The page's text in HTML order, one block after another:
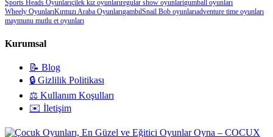
Sports Heads Oyunlarıçilek kız oyunlarıregular show oyunlarigumball oyunları
Wheely OyunlarıKırmızı Araba OyunlarıgambılSnail Bob oyunlarıadventure time oyunları
maymunu mutlu et oyunları
Kurumsal
📝 Blog
🔒 Gizlilik Politikası
⚖️ Kullanım Koşulları
✉️ İletişim